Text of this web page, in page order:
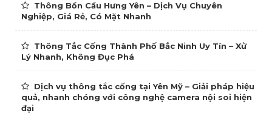
Thông Bồn Cầu Hưng Yên – Dịch Vụ Chuyên
Nghiệp, Giá Rẻ, Có Mặt Nhanh
Thông Tắc Cống Thành Phố Bắc Ninh Uy Tín – Xử
Lý Nhanh, Không Đục Phá
Dịch vụ thông tắc cống tại Yên Mỹ – Giải pháp hiệu
quả, nhanh chóng với công nghệ camera nội soi hiện
đại